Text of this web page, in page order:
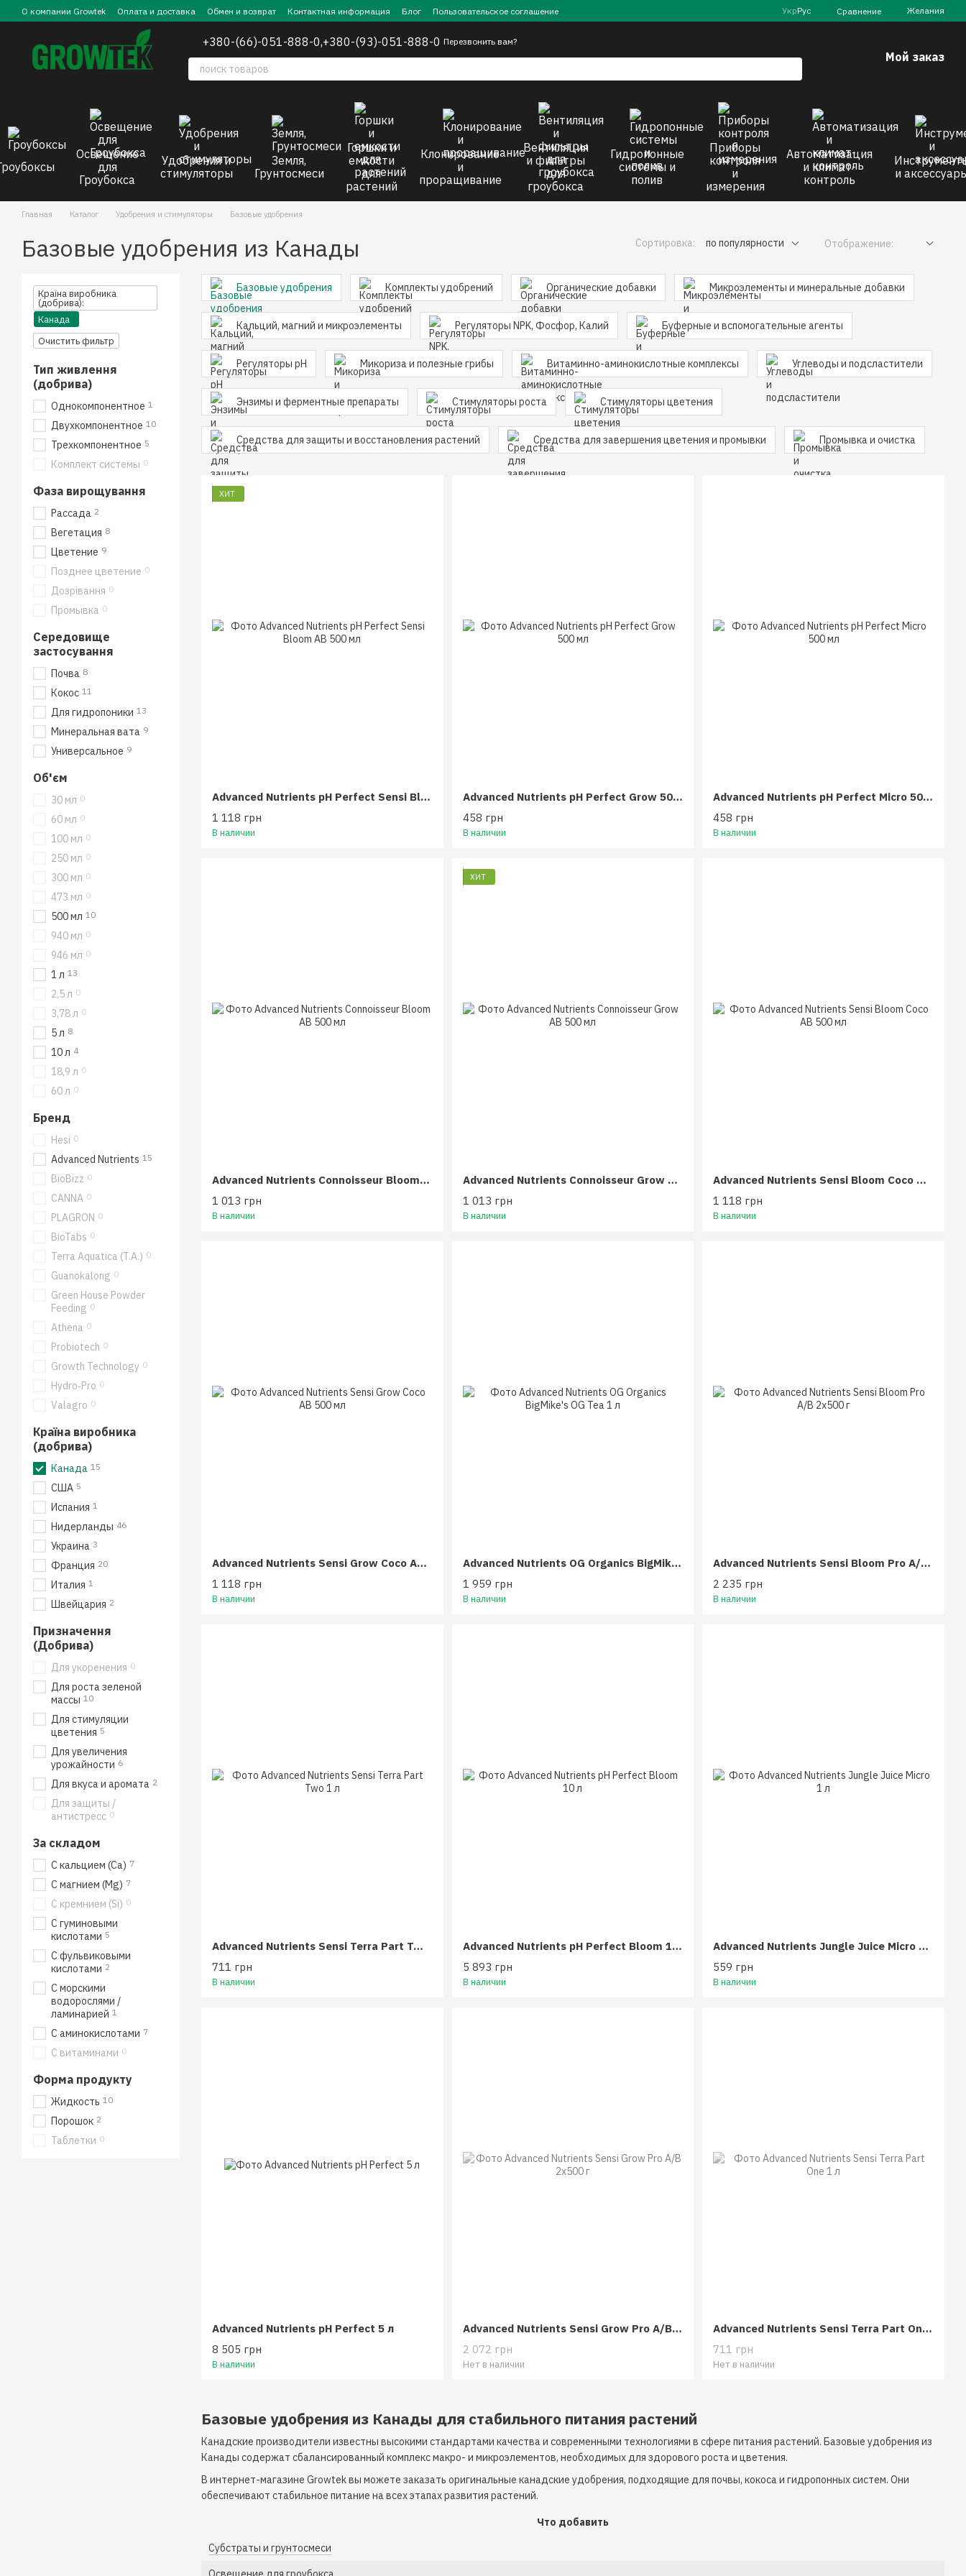
Перейти к основному контенту
О компании Growtek Оплата и доставка Обмен и возврат Контактная информация Блог Пользовательское соглашение УкрРус Сравнение Желания
+380-(66)-051-888-0,+380-(93)-051-888-0 Перезвонить вам?
Мой заказ
Освещение
для
Гроубокса
Удобрения и
стимуляторы
Земля,
Грунтосмеси
Горшки и
емкости
для
растений
Клонирование
и
проращивание
Вентиляция
и фильтры
для
гроубокса
Гидропонные
системы и
полив
Приборы
контроля
и
измерения
Автоматизация
и климат-
контроль
и
Главная Каталог Удобрения и стимуляторы Базовые удобрения
Базовые удобрения из Канады Сортировка: по популярности Отображение:
Базовые удобрения Комплекты удобрений Органические добавки Микроэлементы и минеральные добавки
Кальций, магний и микроэлементы Регуляторы NPK, Фосфор, Калий Буферные и вспомогательные агенты
Регуляторы pH Микориза и полезные грибы Витаминно-аминокислотные комплексы Углеводы и подсластители
Энзимы и ферментные препараты Стимуляторы роста Стимуляторы цветения
Средства для защиты и восстановления растений Средства для завершения цветения и промывки Промывка и очистка
Базовые удобрения из Канады для стабильного питания растений
Канадские производители известны высокими стандартами качества и современными технологиями в сфере питания растений. Базовые удобрения из
Канады содержат сбалансированный комплекс макро- и микроэлементов, необходимых для здорового роста и цветения.
В интернет-магазине Growtek вы можете заказать оригинальные канадские удобрения, подходящие для почвы, кокоса и гидропонных систем. Они
обеспечивают стабильное питание на всех этапах развития растений.
Что добавить
Субстраты и грунтосмеси
ХИТ
Advanced Nutrients pH Perfect Sensi Bloom AB 500 мл
1 118 грн
В наличии
Advanced Nutrients pH Perfect Grow 500 мл
458 грн
В наличии
Advanced Nutrients pH Perfect Micro 500 мл
458 грн
В наличии
Advanced Nutrients Connoisseur Bloom AB 500 мл
1 013 грн
В наличии
ХИТ
Advanced Nutrients Connoisseur Grow AB 500 мл
1 013 грн
В наличии
Advanced Nutrients Sensi Bloom Coco AB 500 мл
1 118 грн
В наличии
Advanced Nutrients Sensi Grow Coco AB 500 мл
1 118 грн
В наличии
Advanced Nutrients OG Organics BigMike's OG Tea 1 л
1 959 грн
В наличии
Advanced Nutrients Sensi Bloom Pro A/B 2x500 г
2 235 грн
В наличии
Advanced Nutrients Sensi Terra Part Two 1 л
711 грн
В наличии
Advanced Nutrients pH Perfect Bloom 10 л
5 893 грн
В наличии
Advanced Nutrients Jungle Juice Micro 1 л
559 грн
В наличии
Advanced Nutrients pH Perfect 5 л
8 505 грн
В наличии
Advanced Nutrients Sensi Grow Pro A/B 2x500 г
2 072 грн
Нет в наличии
Advanced Nutrients Sensi Terra Part One 1 л
711 грн
Нет в наличии
Країна виробника
(добрива):
Канада
Очистить фильтр
Тип живлення
(добрива)
Однокомпонентное 1
Двухкомпонентное 10
Трехкомпонентное 5
Комплект системы 0
Фаза вирощування
Рассада 2
Вегетация 8
Цветение 9
Позднее цветение 0
Дозрівання 0
Промывка 0
Середовище
застосування
Почва 8
Кокос 11
Для гидропоники 13
Минеральная вата 9
Универсальное 9
Об'єм
30 мл 0
60 мл 0
100 мл 0
250 мл 0
300 мл 0
473 мл 0
500 мл 10
940 мл 0
946 мл 0
1 л 13
2,5 л 0
3,78 л 0
5 л 8
10 л 4
18,9 л 0
60 л 0
Бренд
Hesi 0
Advanced Nutrients 15
BioBizz 0
CANNA 0
PLAGRON 0
BioTabs 0
Terra Aquatica (T.A.) 0
Guanokalong 0
Green House Powder
Feeding 0
Athena 0
Probiotech 0
Growth Technology 0
Hydro‑Pro 0
Valagro 0
Країна виробника
(добрива)
Канада 15
США 5
Испания 1
Нидерланды 46
Украина 3
Франция 20
Италия 1
Швейцария 2
Призначення
(Добрива)
Для укоренения 0
Для роста зеленой
массы 10
Для стимуляции
цветения 5
Для увеличения
урожайности 6
Для вкуса и аромата 2
Для защиты /
антистресс 0
За складом
С кальцием (Ca) 7
С магнием (Mg) 7
С кремнием (Si) 0
С гуминовыми
кислотами 5
С фульвиковыми
кислотами 2
С морскими
водорослями /
ламинарией 1
С аминокислотами 7
С витаминами 0
Форма продукту
Жидкость 10
Порошок 2
Таблетки 0